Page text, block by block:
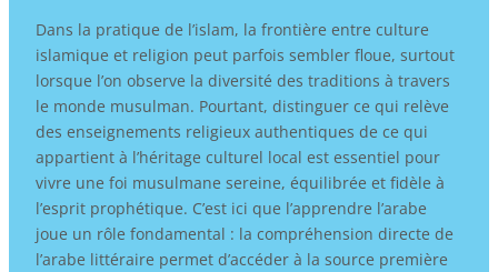
Dans la pratique de l’islam, la frontière entre culture
islamique et religion peut parfois sembler floue, surtout
lorsque l’on observe la diversité des traditions à travers
le monde musulman. Pourtant, distinguer ce qui relève
des enseignements religieux authentiques de ce qui
appartient à l’héritage culturel local est essentiel pour
vivre une foi musulmane sereine, équilibrée et fidèle à
l’esprit prophétique. C’est ici que l’apprendre l’arabe
joue un rôle fondamental : la compréhension directe de
l’arabe littéraire permet d’accéder à la source première